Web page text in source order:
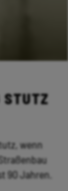
STUTZ
wenn
90 Jahren.